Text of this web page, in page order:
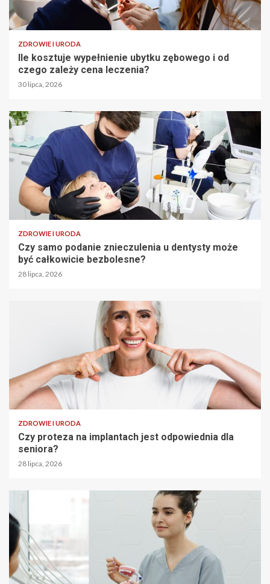
ZDROWIE I URODA
Ile kosztuje wypełnienie ubytku zębowego i od
czego zależy cena leczenia?
30 lipca, 2026
ZDROWIE I URODA
Czy samo podanie znieczulenia u dentysty może
być całkowicie bezbolesne?
28 lipca, 2026
ZDROWIE I URODA
Czy proteza na implantach jest odpowiednia dla
seniora?
28 lipca, 2026